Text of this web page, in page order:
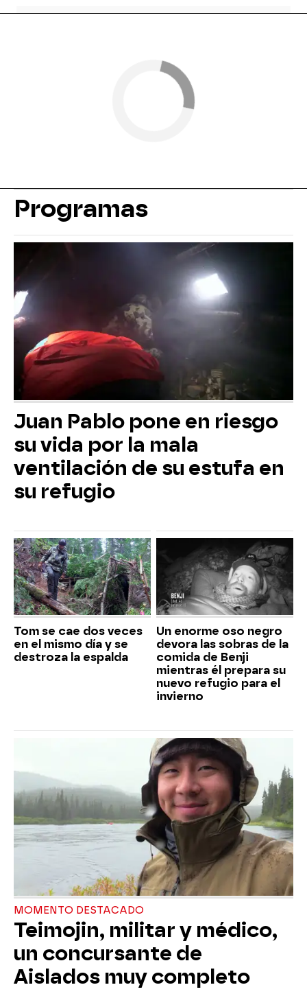
Programas
Juan Pablo pone en riesgo
su vida por la mala
ventilación de su estufa en
su refugio
Tom se cae dos veces
en el mismo día y se
destroza la espalda
Un enorme oso negro
devora las sobras de la
comida de Benji
mientras él prepara su
nuevo refugio para el
invierno
MOMENTO DESTACADO
Teimojin, militar y médico,
un concursante de
Aislados muy completo